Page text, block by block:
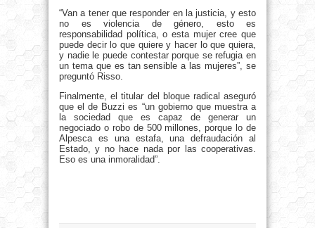
“Van a tener que responder en la justicia, y esto
no es violencia de género, esto es
responsabilidad política, o esta mujer cree que
puede decir lo que quiere y hacer lo que quiera,
y nadie le puede contestar porque se refugia en
un tema que es tan sensible a las mujeres”, se
preguntó Risso.
Finalmente, el titular del bloque radical aseguró
que el de Buzzi es “un gobierno que muestra a
la sociedad que es capaz de generar un
negociado o robo de 500 millones, porque lo de
Alpesca es una estafa, una defraudación al
Estado, y no hace nada por las cooperativas.
Eso es una inmoralidad”.